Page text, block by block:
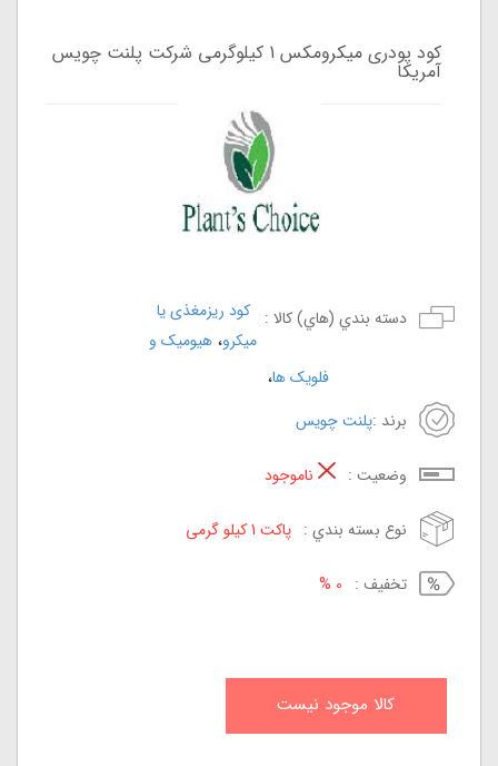
کود پودری میکرومکس 1 کیلوگرمی شرکت پلنت چویس
آمریکا
دسته بندي (هاي) کالا :
کود ریزمغذی یا
میکرو، هیومیک و
فلویک ها،
برند :پلنت چویس
وضعيت : ناموجود
نوع بسته بندي : پاکت 1 کیلو گرمی
تخفيف : 0 %
کالا موجود نيست